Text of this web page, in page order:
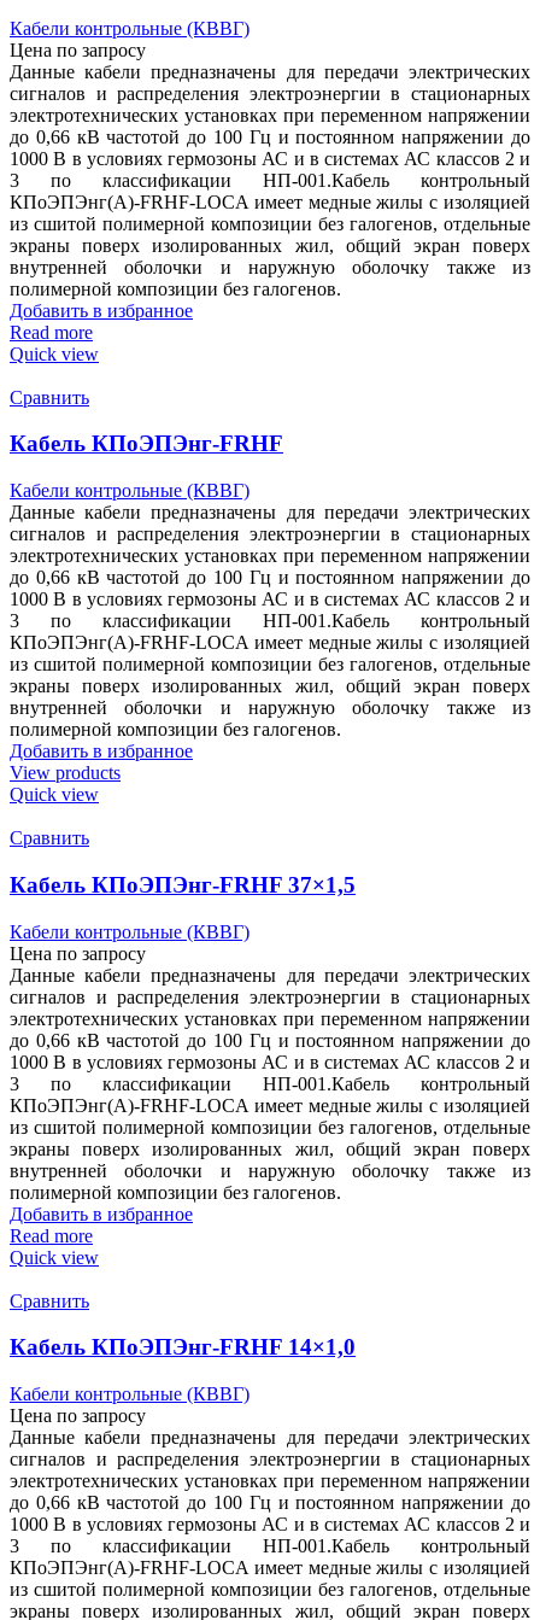
Кабели контрольные (КВВГ)
Цена по запросу
Данные кабели предназначены для передачи электрических
сигналов и распределения электроэнергии в стационарных
электротехнических установках при переменном напряжении
до 0,66 кВ частотой до 100 Гц и постоянном напряжении до
1000 В в условиях гермозоны АС и в системах АС классов 2 и
3 по классификации НП-001.Кабель контрольный
КПоЭПЭнг(А)-FRHF-LOCA имеет медные жилы с изоляцией
из сшитой полимерной композиции без галогенов, отдельные
экраны поверх изолированных жил, общий экран поверх
внутренней оболочки и наружную оболочку также из
полимерной композиции без галогенов.
Добавить в избранное
Read more
Quick view
Сравнить
Кабель КПоЭПЭнг-FRHF
Кабели контрольные (КВВГ)
Данные кабели предназначены для передачи электрических
сигналов и распределения электроэнергии в стационарных
электротехнических установках при переменном напряжении
до 0,66 кВ частотой до 100 Гц и постоянном напряжении до
1000 В в условиях гермозоны АС и в системах АС классов 2 и
3 по классификации НП-001.Кабель контрольный
КПоЭПЭнг(А)-FRHF-LOCA имеет медные жилы с изоляцией
из сшитой полимерной композиции без галогенов, отдельные
экраны поверх изолированных жил, общий экран поверх
внутренней оболочки и наружную оболочку также из
полимерной композиции без галогенов.
Добавить в избранное
View products
Quick view
Сравнить
Кабель КПоЭПЭнг-FRHF 37×1,5
Кабели контрольные (КВВГ)
Цена по запросу
Данные кабели предназначены для передачи электрических
сигналов и распределения электроэнергии в стационарных
электротехнических установках при переменном напряжении
до 0,66 кВ частотой до 100 Гц и постоянном напряжении до
1000 В в условиях гермозоны АС и в системах АС классов 2 и
3 по классификации НП-001.Кабель контрольный
КПоЭПЭнг(А)-FRHF-LOCA имеет медные жилы с изоляцией
из сшитой полимерной композиции без галогенов, отдельные
экраны поверх изолированных жил, общий экран поверх
внутренней оболочки и наружную оболочку также из
полимерной композиции без галогенов.
Добавить в избранное
Read more
Quick view
Сравнить
Кабель КПоЭПЭнг-FRHF 14×1,0
Кабели контрольные (КВВГ)
Цена по запросу
Данные кабели предназначены для передачи электрических
сигналов и распределения электроэнергии в стационарных
электротехнических установках при переменном напряжении
до 0,66 кВ частотой до 100 Гц и постоянном напряжении до
1000 В в условиях гермозоны АС и в системах АС классов 2 и
3 по классификации НП-001.Кабель контрольный
КПоЭПЭнг(А)-FRHF-LOCA имеет медные жилы с изоляцией
из сшитой полимерной композиции без галогенов, отдельные
экраны поверх изолированных жил, общий экран поверх